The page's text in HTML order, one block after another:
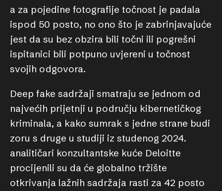
a za pojedine fotografije točnost je padala
ispod 50 posto, no ono što je zabrinjavajuće
jest da su bez obzira bili točni ili pogrešni
ispitanici bili potpuno uvjereni u točnost
svojih odgovora.
Deep fake sadržaji smatraju se jednom od
najvećih prijetnji u području kibernetičkog
kriminala, a kako sumrak s jedne strane budi
zoru s druge u studiji iz studenog 2024.
analitičari konzultantske kuće Deloitte
procijenili su da će globalno tržište
otkrivanja lažnih sadržaja rasti za 42 posto